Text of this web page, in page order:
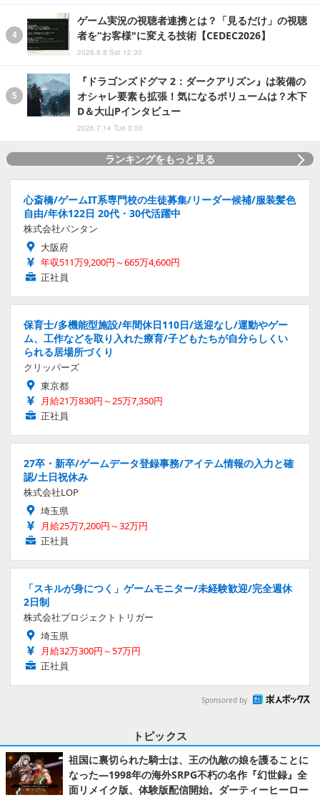
ゲーム実況の視聴者連携とは？「見るだけ」の視聴
者を“お客様"に変える技術【CEDEC2026】
2026.8.8 Sat 12:30
『ドラゴンズドグマ 2：ダークアリズン』は装備の
オシャレ要素も拡張！気になるボリュームは？木下
D＆大山Pインタビュー
2026.7.14 Tue 0:00
ランキングをもっと見る
心斎橋/ゲームIT系専門校の生徒募集/リーダー候補/服装髪色
自由/年休122日 20代・30代活躍中
株式会社バンタン
大阪府
年収511万9,200円～665万4,600円
正社員
保育士/多機能型施設/年間休日110日/送迎なし/運動やゲー
ム、工作などを取り入れた療育/子どもたちが自分らしくい
られる居場所づくり
クリッパーズ
東京都
月給21万830円～25万7,350円
正社員
27卒・新卒/ゲームデータ登録事務/アイテム情報の入力と確
認/土日祝休み
株式会社LOP
埼玉県
月給25万7,200円～32万円
正社員
「スキルが身につく」ゲームモニター/未経験歓迎/完全週休
2日制
株式会社プロジェクトトリガー
埼玉県
月給32万300円～57万円
正社員
Sponsored by
トピックス
祖国に裏切られた騎士は、王の仇敵の娘を護ることに
なった―1998年の海外SRPG不朽の名作『幻世録』全
面リメイク版、体験版配信開始。ダーティーヒーロー